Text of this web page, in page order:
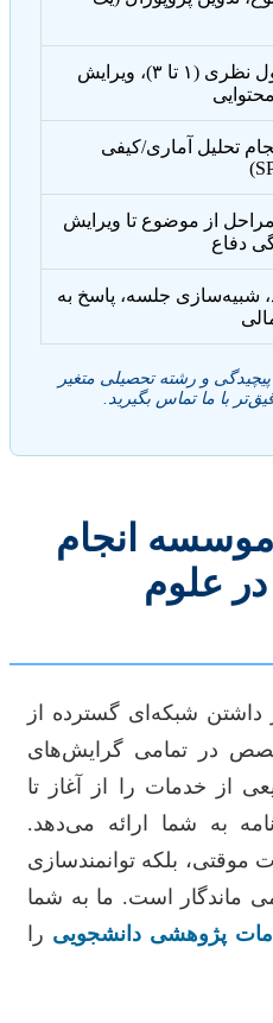
نگارش فصول نظری (۱ تا ۳)، ویرایش
تحلیل آماری/کیفی
از موضوع تا ویرایش
دفاع
شبیه‌سازی جلسه، پاسخ به
و رشته تحصیلی متغیر
با ما تماس بگیرید.
انجام
در علوم
داشتن شبکه‌ای گسترده از
در تمامی گرایش‌های
از خدمات را از آغاز تا
به شما ارائه می‌دهد.
موقتی، بلکه توانمندسازی
ماندگار است. ما به شما
پژوهشی دانشجویی را